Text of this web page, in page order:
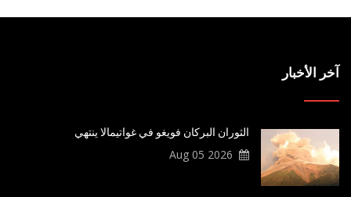
آخر الأخبار
الثوران البركان فويغو في غواتيمالا ينتهي
2026 Aug 05